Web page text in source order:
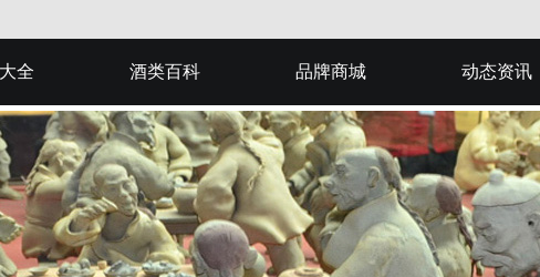
全 酒类百科 品牌商城 动态资讯